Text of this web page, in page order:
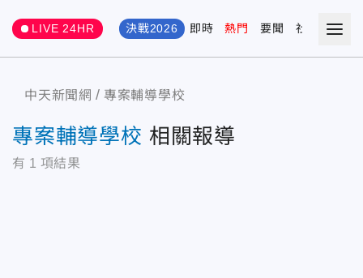
LIVE 24HR 決戰2026 即時 熱門 要聞 社會 娛樂
中天新聞網 專案輔導學校
專案輔導學校 相關報導
有 1 項結果